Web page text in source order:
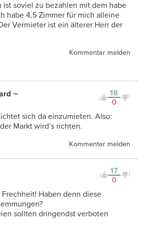
ist soviel zu bezahlen mit dem habe
habe 4,5 Zimmer für mich alleine
Vermieter ist ein älterer Herr der
Kommentar melden
18
0
sich da einzumieten. Also:
Markt wird’s richten.
Kommentar melden
17
0
Haben denn diese
sollten dringendst verboten